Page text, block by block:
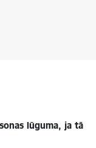
lūguma, ja tā